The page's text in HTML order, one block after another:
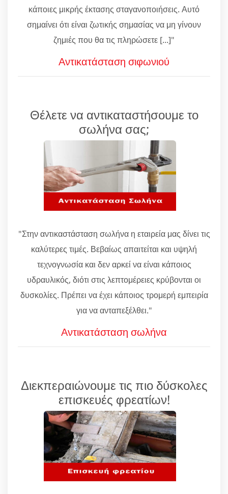
κάποιες μικρής έκτασης σταγανοποιήσεις. Αυτό
σημαίνει ότι είναι ζωτικής σημασίας να μη γίνουν
ζημιές που θα τις πληρώσετε [...]"
Αντικατάσταση σιφωνιού
Θέλετε να αντικαταστήσουμε το
σωλήνα σας;
"Στην αντικαστάσταση σωλήνα η εταιρεία μας δίνει τις
καλύτερες τιμές. Βεβαίως απαιτείται και υψηλή
τεχνογνωσία και δεν αρκεί να είναι κάποιος
υδραυλικός, διότι στις λεπτομέρειες κρύβονται οι
δυσκολίες. Πρέπει να έχει κάποιος τρομερή εμπειρία
για να ανταπεξέλθει."
Αντικατάσταση σωλήνα
Διεκπεραιώνουμε τις πιο δύσκολες
επισκευές φρεατίων!